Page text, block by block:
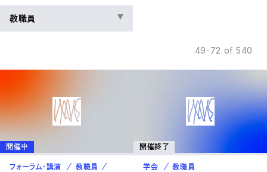
教職員
49-72 of 540
開催中
フォーラム・講演 教職員
開催終了
学会 教職員